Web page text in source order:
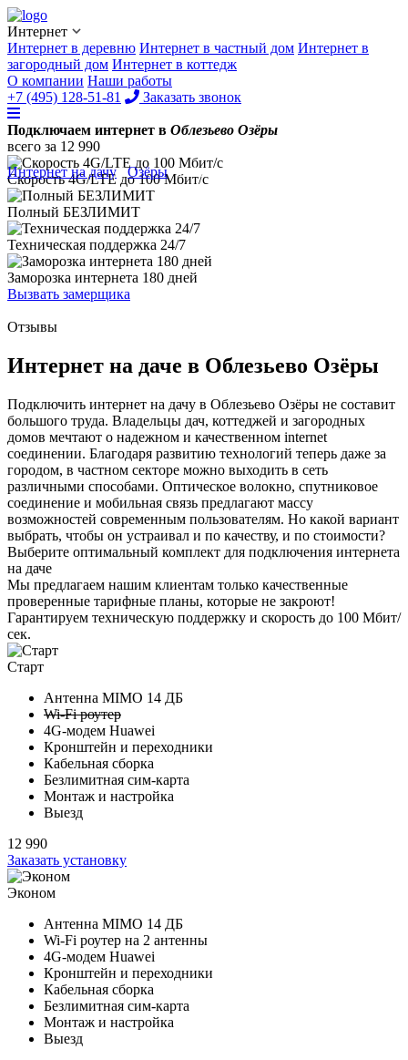
Интернет
Интернет в деревню Интернет в частный дом Интернет в
загородный дом Интернет в коттедж
О компании Наши работы
+7 (495) 128-51-81
Заказать звонок
Интернет на дачу/ Озёры/ Облезьево
Подключаем интернет в Облезьево Озёры
всего за 12 990
Скорость 4G/LTE до100 Мбит/с
Полный БЕЗЛИМИТ
Техническая поддержка 24/7
Заморозка интернета 180 дней
Вызвать замерщика
Отзывы
Интернет на даче в Облезьево Озёры
Подключить интернет на дачу в Облезьево Озёры не составит
большого труда. Владельцы дач, коттеджей и загородных
домов мечтают о надежном и качественном internet
соединении. Благодаря развитию технологий теперь даже за
городом, в частном секторе можно выходить в сеть
различными способами. Оптическое волокно, спутниковое
соединение и мобильная связь предлагают массу
возможностей современным пользователям. Но какой вариант
выбрать, чтобы он устраивал и по качеству, и по стоимости?
Выберите оптимальный комплект для подключения интернета
на даче
Мы предлагаем нашим клиентам только качественные
проверенные тарифные планы, которые не закроют!
Гарантируем техническую поддержку и скорость до 100 Мбит/
сек.
Старт
Антенна MIMO 14 ДБ
Wi-Fi роутер
4G-модем Huawei
Кронштейн и переходники
Кабельная сборка
Безлимитная сим-карта
Монтаж и настройка
Выезд
12 990
Заказать установку
Эконом
Антенна MIMO 14 ДБ
Wi-Fi роутер на 2 антенны
4G-модем Huawei
Кронштейн и переходники
Кабельная сборка
Безлимитная сим-карта
Монтаж и настройка
Выезд